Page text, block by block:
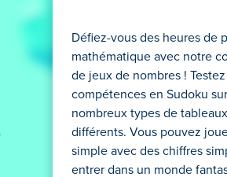
Défiez-vous des heures de
mathématique avec notre
de jeux de nombres !
compétences en Sudoku
nombreux types de tableaux
différents. Vous pouvez
simple avec des chiffres
entrer dans un monde